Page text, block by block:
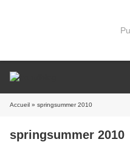
Accueil » springsummer 2010
springsummer 2010